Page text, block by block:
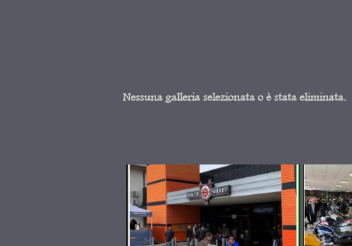
Nessuna galleria selezionata o è stata eliminata.